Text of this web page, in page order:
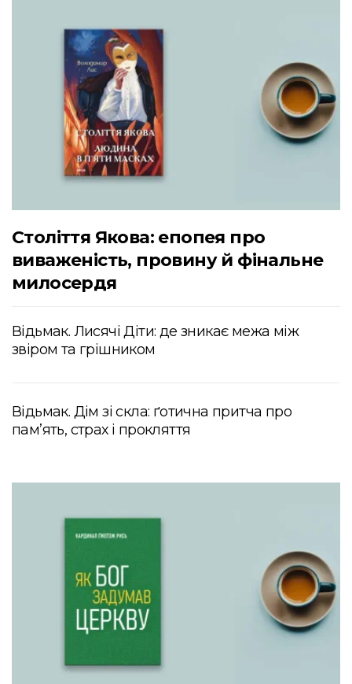
Століття Якова: епопея про
виваженість, провину й фінальне
милосердя
Відьмак. Лисячі Діти: де зникає межа між
звіром та грішником
Відьмак. Дім зі скла: ґотична притча про
пам’ять, страх і прокляття